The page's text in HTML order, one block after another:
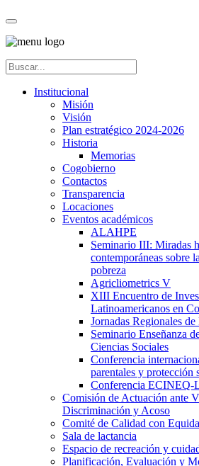
Institucional
Misión
Visión
Plan estratégico 2024-2026
Historia
Memorias
Cogobierno
Contactos
Transparencia
Locaciones
Eventos académicos
ALAHPE
Seminario III: Miradas
contemporáneas sobre
pobreza
Agricliometrics V
XIII Encuentro de
Latinoamericanos en
Jornadas Regionales
Seminario Enseñanza
Ciencias Sociales
Conferencia
parentales y protección
Conferencia ECINEQ-
Comisión de Actuación ante
Discriminación y Acoso
Comité de Calidad con
Sala de lactancia
Espacio de recreación y
Planificación, Evaluación y